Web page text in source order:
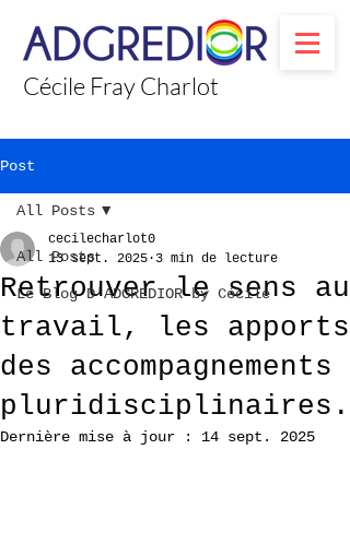
Cécile Fray Charlot
Post
All Posts
Le Blog D'ADGREDIOR by Cécile
All Posts
Retrouver le sens au
travail, les apports
des accompagnements
pluridisciplinaires.
cecilecharlot0
13 sept. 2025 3 min de lecture
Dernière mise à jour : 14 sept. 2025